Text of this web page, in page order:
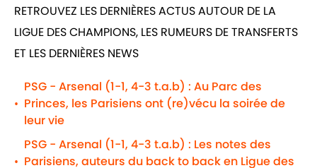
RETROUVEZ LES DERNIÈRES ACTUS AUTOUR DE LA
LIGUE DES CHAMPIONS, LES RUMEURS DE TRANSFERTS
ET LES DERNIÈRES NEWS
•
PSG - Arsenal (1-1, 4-3 t.a.b) : Au Parc des
Princes, les Parisiens ont (re)vécu la soirée de
leur vie
•
PSG - Arsenal (1-1, 4-3 t.a.b) : Les notes des
Parisiens, auteurs du back to back en Ligue des